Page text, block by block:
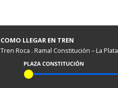
COMO LLEGAR EN TREN
Tren Roca . Ramal Constitución – La Plata